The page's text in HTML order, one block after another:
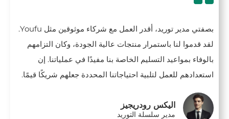
بصفتي مدير توريد، أقدر العمل مع شركاء موثوقين مثل Youfu.
لقد قدموا لنا باستمرار منتجات عالية الجودة، وكان التزامهم
بالوفاء بمواعيد التسليم الخاصة بنا مفيدًا في عملياتنا. إن
استعدادهم للعمل لتلبية احتياجاتنا المحددة جعلهم شريكًا قيمًا.
اليكس رودريجيز
مدير سلسلة التوريد